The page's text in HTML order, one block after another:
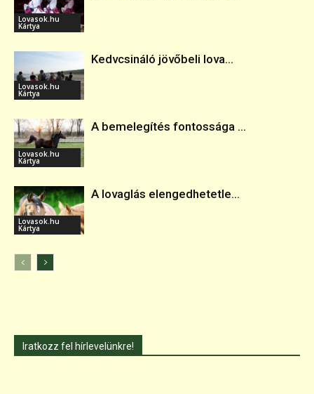
Lovasok.hu
Kártya
Lovasok.hu
Kártya
Kedvcsináló jövőbeli lova...
Lovasok.hu
Kártya
A bemelegítés fontossága ...
Lovasok.hu
Kártya
A lovaglás elengedhetetle...
Iratkozz fel hírlevelünkre!